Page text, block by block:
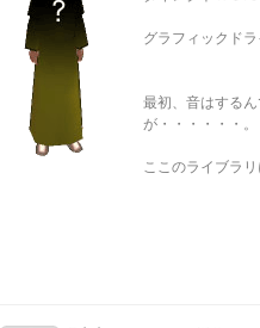
グラフィックド
最初、音はする
が・・・・・・。
ここのライブラ